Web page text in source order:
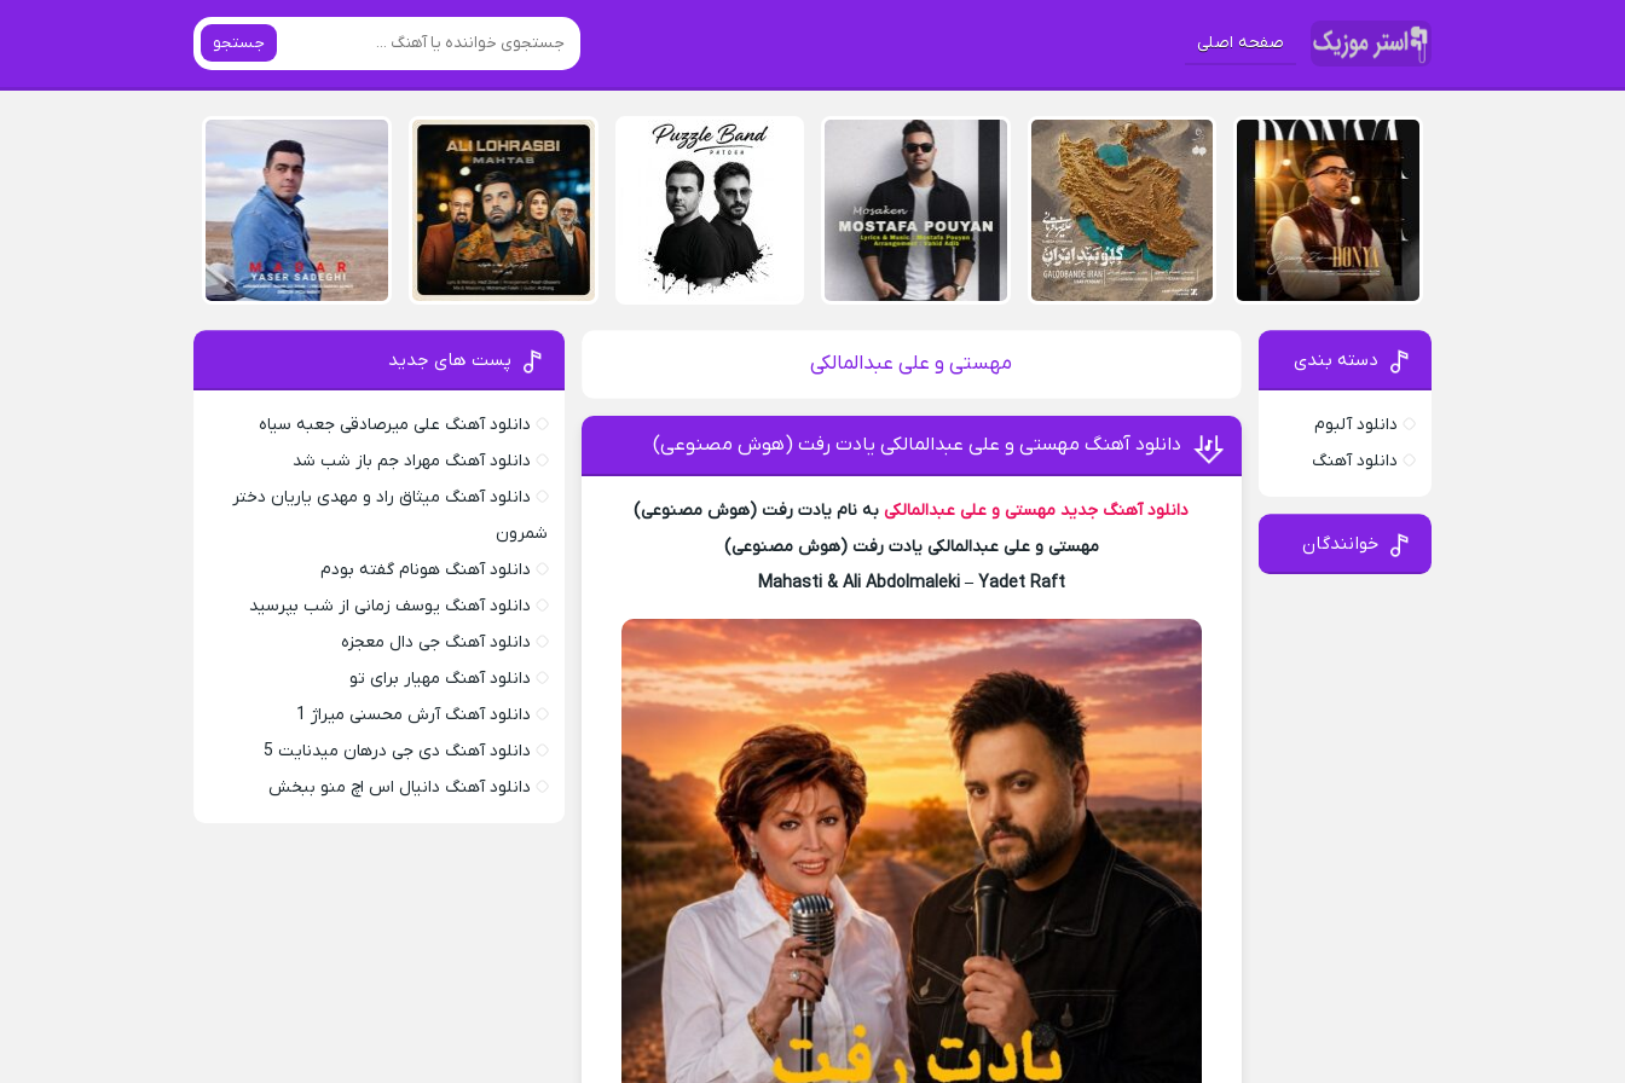
صفحه اصلی جستجو
مهستی و علی عبدالمالکی
دانلود آهنگ مهستی و علی عبدالمالکی یادت رفت (هوش مصنوعی)
دانلود آهنگ جدید مهستی و علی عبدالمالکیبه نام یادت رفت (هوش مصنوعی)
مهستی و علی عبدالمالکی یادت رفت (هوش مصنوعی)
Mahasti & Ali Abdolmaleki – Yadet Raft
دسته بندی
دانلود آلبوم
دانلود آهنگ
خوانندگان
پست های جدید
دانلود آهنگ علی میرصادقی جعبه سیاه
دانلود آهنگ مهراد جم باز شب شد
دانلود آهنگ میثاق راد و مهدی یاریان دختر
شمرون
دانلود آهنگ هونام گفته بودم
دانلود آهنگ یوسف زمانی از شب بپرسید
دانلود آهنگ جی دال معجزه
دانلود آهنگ مهیار برای تو
دانلود آهنگ آرش محسنی میراژ 1
دانلود آهنگ دی جی درهان میدنایت 5
دانلود آهنگ دانیال اس اچ منو ببخش